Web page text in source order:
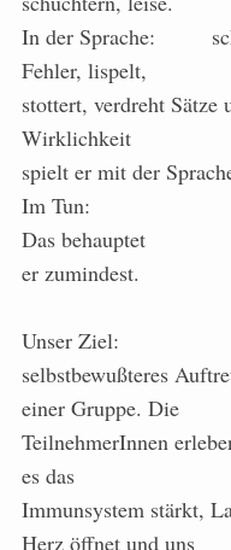
In der Sprache:
Fehler, lispelt,
stottert, verdreht Sätze
Wirklichkeit
spielt er mit der
Im Tun: Der
Das behauptet
er zumindest.
Unser Ziel:
selbstbewußteres
einer Gruppe. Die
TeilnehmerInnen
es das
Immunsystem stärkt,
Herz öffnet und uns